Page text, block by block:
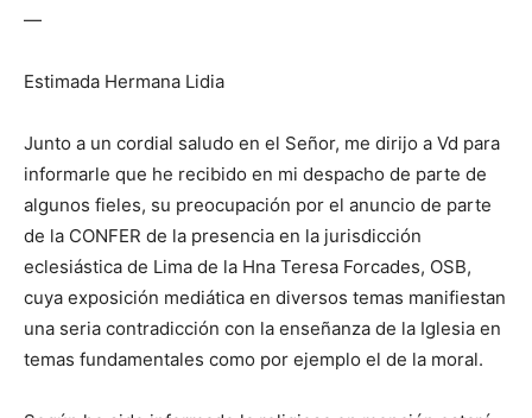
—
Estimada Hermana Lidia
Junto a un cordial saludo en el Señor, me dirijo a Vd para
informarle que he recibido en mi despacho de parte de
algunos fieles, su preocupación por el anuncio de parte
de la CONFER de la presencia en la jurisdicción
eclesiástica de Lima de la Hna Teresa Forcades, OSB,
cuya exposición mediática en diversos temas manifiestan
una seria contradicción con la enseñanza de la Iglesia en
temas fundamentales como por ejemplo el de la moral.